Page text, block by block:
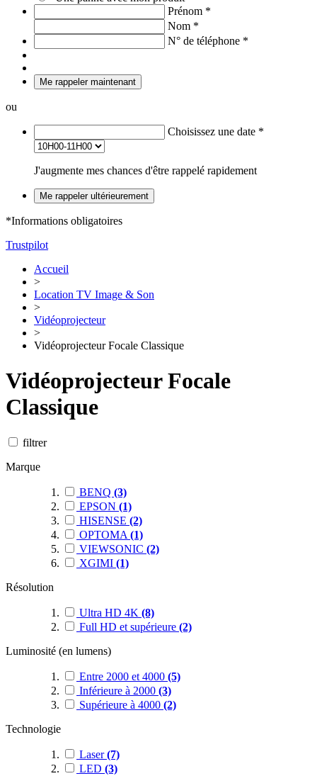
Prénom *
Nom *
N° de téléphone *
Me rappeler maintenant
ou
Choisissez une date *
J'augmente mes chances d'être rappelé rapidement
Me rappeler ultérieurement
*Informations obligatoires
Trustpilot
Accueil
>
Location TV Image & Son
>
Vidéoprojecteur
>
Vidéoprojecteur Focale Classique
Vidéoprojecteur Focale
Classique
filtrer
Marque
BENQ (3)
EPSON (1)
HISENSE (2)
OPTOMA (1)
VIEWSONIC (2)
XGIMI (1)
Résolution
Ultra HD 4K (8)
Full HD et supérieure (2)
Luminosité (en lumens)
Entre 2000 et 4000 (5)
Inférieure à 2000 (3)
Supérieure à 4000 (2)
Technologie
Laser(7)
LED (3)